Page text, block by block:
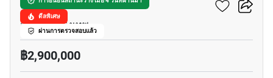
ดีลพิเศษ
ผ่านการตรวจสอบแล้ว
ดิ ออริจิ้น ลาดพร้าว 15
จอมพล, กรุงเทพ
฿2,900,000